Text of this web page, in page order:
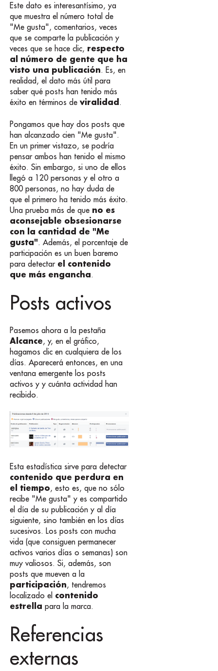
Este dato es interesantísimo, ya
que muestra el número total de
"Me gusta", comentarios, veces
que se comparte la publicación y
veces que se hace clic, respecto
al número de gente que ha
visto una publicación. Es, en
realidad, el dato más útil para
saber qué posts han tenido más
éxito en términos de viralidad .
Pongamos que hay dos posts que
han alcanzado cien "Me gusta".
En un primer vistazo, se podría
pensar ambos han tenido el mismo
éxito. Sin embargo, si uno de ellos
llegó a 120 personas y el otro a
800 personas, no hay duda de
que el primero ha tenido más éxito.
Una prueba más de que no es
aconsejable obsesionarse
con la cantidad de "Me
gusta". Además, el porcentaje de
participación es un buen baremo
para detectar el contenido
que más engancha.
Posts activos
Pasemos ahora a la pestaña
Alcance, y, en el gráfico,
hagamos clic en cualquiera de los
días. Aparecerá entonces, en una
ventana emergente los posts
activos y y cuánta actividad han
recibido.
Esta estadística sirve para detectar
contenido que perdura en
el tiempo, esto es, que no sólo
recibe "Me gusta" y es compartido
el día de su publicación y al día
siguiente, sino también en los días
sucesivos. Los posts con mucha
vida (que consiguen permanecer
activos varios días o semanas) son
muy valiosos. Si, además, son
posts que mueven a la
participación, tendremos
localizado el contenido
estrella para la marca.
Referencias
externas